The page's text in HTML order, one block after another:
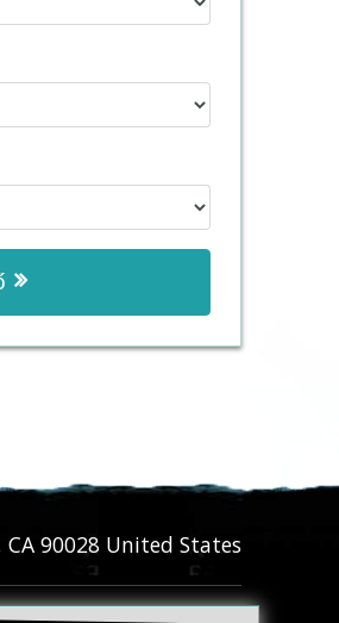
CA 90028 United States